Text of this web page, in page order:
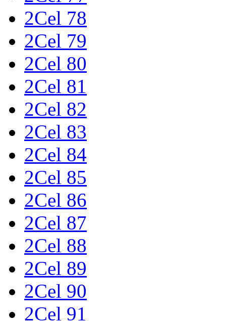
2Cel 78
2Cel 79
2Cel 80
2Cel 81
2Cel 82
2Cel 83
2Cel 84
2Cel 85
2Cel 86
2Cel 87
2Cel 88
2Cel 89
2Cel 90
2Cel 91